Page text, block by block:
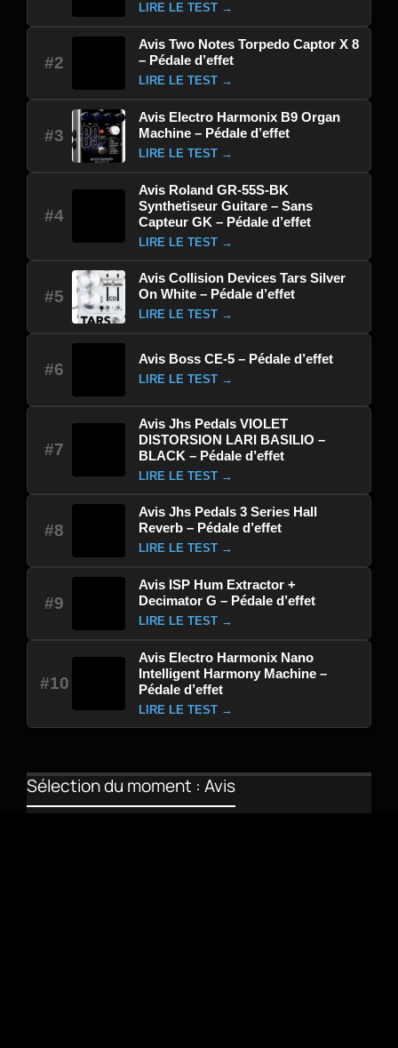
LIRE LE TEST →
#2
Avis Two Notes Torpedo Captor X 8
– Pédale d’effet
LIRE LE TEST →
#3
Avis Electro Harmonix B9 Organ
Machine – Pédale d’effet
LIRE LE TEST →
#4
Avis Roland GR-55S-BK
Synthetiseur Guitare – Sans
Capteur GK – Pédale d’effet
LIRE LE TEST →
#5
Avis Collision Devices Tars Silver
On White – Pédale d’effet
LIRE LE TEST →
#6
Avis Boss CE-5 – Pédale d’effet
LIRE LE TEST →
#7
Avis Jhs Pedals VIOLET
DISTORSION LARI BASILIO –
BLACK – Pédale d’effet
LIRE LE TEST →
#8
Avis Jhs Pedals 3 Series Hall
Reverb – Pédale d’effet
LIRE LE TEST →
#9
Avis ISP Hum Extractor +
Decimator G – Pédale d’effet
LIRE LE TEST →
#10
Avis Electro Harmonix Nano
Intelligent Harmony Machine –
Pédale d’effet
LIRE LE TEST →
Sélection du moment : Avis